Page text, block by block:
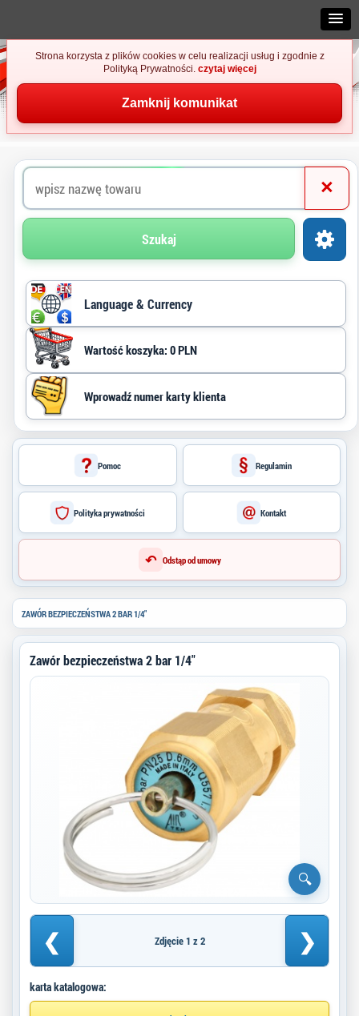
Strona korzysta z plików cookies w celu realizacji usług i zgodnie z
Polityką Prywatności. czytaj więcej
Zamknij komunikat
Language & Currency
Wartość koszyka: 0 PLN
Szukaj
×
Pomoc Regulamin
Polityka prywatności Kontakt
↶ Odstąp od umowy
ZAWÓR BEZPIECZEŃSTWA 2 BAR 1/4"
Zawór bezpieczeństwa 2 bar 1/4"
❮ Zdjęcie 1 z 2 ❯
karta katalogowa: